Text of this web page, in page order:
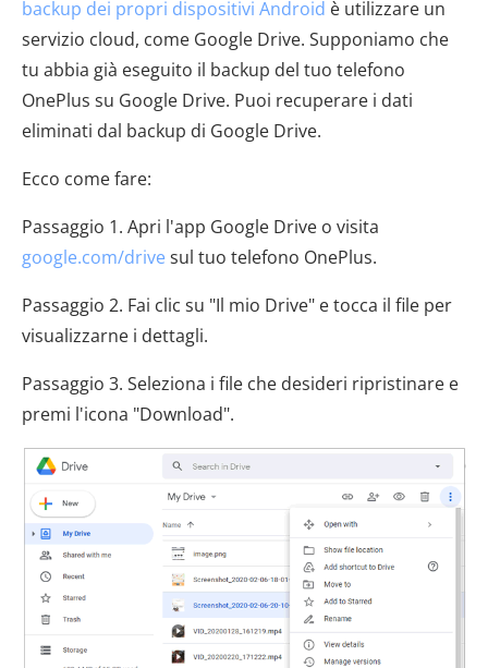
backup dei propri dispositivi Android è utilizzare un
servizio cloud, come Google Drive. Supponiamo che
tu abbia già eseguito il backup del tuo telefono
OnePlus su Google Drive. Puoi recuperare i dati
eliminati dal backup di Google Drive.
Ecco come fare:
Passaggio 1. Apri l'app Google Drive o visita
google.com/drive sul tuo telefono OnePlus.
Passaggio 2. Fai clic su "Il mio Drive" e tocca il file per
visualizzarne i dettagli.
Passaggio 3. Seleziona i file che desideri ripristinare e
premi l'icona "Download".